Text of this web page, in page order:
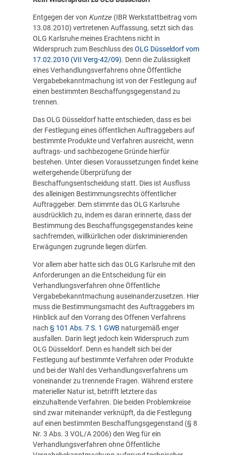
Entgegen der von Kuntze (IBR Werkstattbeitrag vom
13.08.2010) vertretenen Auffassung, setzt sich das
OLG Karlsruhe meines Erachtens nicht in
Widerspruch zum Beschluss desOLG Düsseldorf vom
17.02.2010 (VII Verg-42/09). Denn die Zulässigkeit
eines Verhandlungsverfahrens ohne Öffentliche
Vergabebekanntmachung ist von der Festlegung auf
einen bestimmten Beschaffungsgegenstand zu
trennen.
Das OLG Düsseldorf hatte entschieden, dass es bei
der Festlegung eines öffentlichen Auftraggebers auf
bestimmte Produkte und Verfahren ausreicht, wenn
auftrags- und sachbezogene Gründe hierfür
bestehen. Unter diesen Voraussetzungen findet keine
weitergehende Überprüfung der
Beschaffungsentscheidung statt. Dies ist Ausfluss
des alleinigen Bestimmungsrechts öffentlicher
Auftraggeber. Dem stimmte das OLG Karlsruhe
ausdrücklich zu, indem es daran erinnerte, dass der
Bestimmung des Beschaffungsgegenstandes keine
sachfremden, willkürlichen oder diskriminierenden
Erwägungen zugrunde liegen dürfen.
Vor allem aber hatte sich das OLG Karlsruhe mit den
Anforderungen an die Entscheidung für ein
Verhandlungsverfahren ohne Öffentliche
Vergabebekanntmachung auseinanderzusetzen. Hier
muss die Bestimmungsmacht des Auftraggebers im
Hinblick auf den Vorrang des Offenen Verfahrens
nach § 101 Abs. 7 S. 1 GWB naturgemäß enger
ausfallen. Darin liegt jedoch kein Widerspruch zum
OLG Düsseldorf. Denn es handelt sich bei der
Festlegung auf bestimmte Verfahren oder Produkte
und bei der Wahl des Verhandlungsverfahrens um
voneinander zu trennende Fragen. Während erstere
materieller Natur ist, betrifft letztere das
einzuhaltende Verfahren. Die beiden Problemkreise
sind zwar miteinander verknüpft, da die Festlegung
auf einen bestimmten Beschaffungsgegenstand (§ 8
Nr. 3 Abs. 3 VOL/A 2006) den Weg für ein
Verhandlungsverfahren ohne Öffentliche